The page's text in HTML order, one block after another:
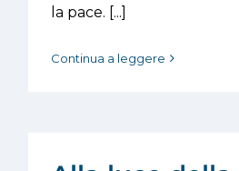
la pace. [...]
Continua a leggere